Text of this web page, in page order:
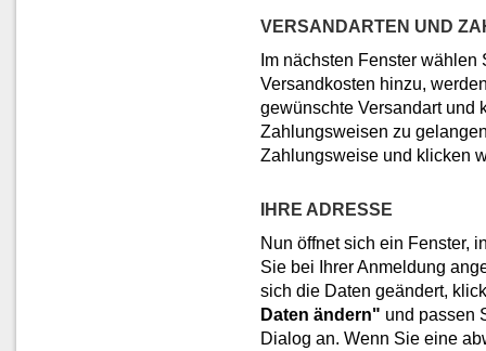
VERSANDARTEN UND
Im nächsten Fenster
Versandkosten hinzu,
gewünschte Versandart und
Zahlungsweisen zu
Zahlungsweise und klicken
IHRE ADRESSE
Nun öffnet sich ein Fenster,
Sie bei Ihrer Anmeldung
sich die Daten geändert,
Daten ändern" und passen
Dialog an. Wenn Sie eine